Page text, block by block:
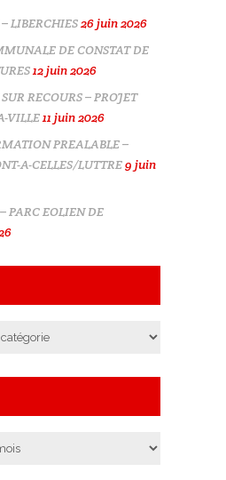
LIBERCHIES26 juin 2026
DE CONSTAT DE
12 juin 2026
RECOURS – PROJET
VILLE11 juin 2026
PREALABLE –
A-CELLES/LUTTRE9 juin
PARC EOLIEN DE